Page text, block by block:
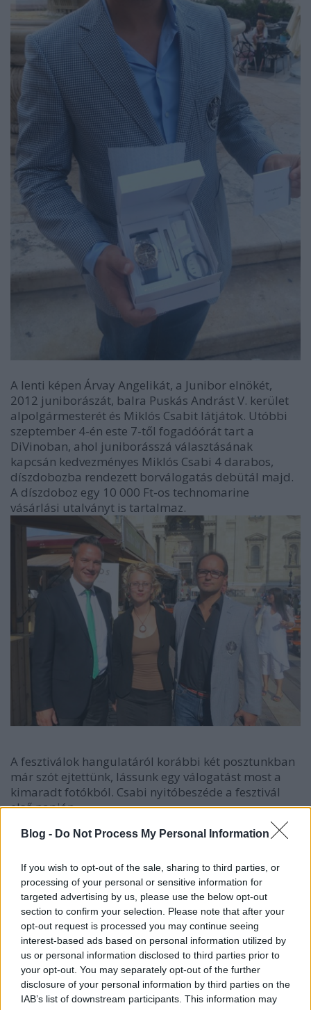
Blog - Do Not Process My Personal Information
If you wish to opt-out of the sale, sharing to third parties, or
processing of your personal or sensitive information for
targeted advertising by us, please use the below opt-out
section to confirm your selection. Please note that after your
opt-out request is processed you may continue seeing
interest-based ads based on personal information utilized by
us or personal information disclosed to third parties prior to
your opt-out. You may separately opt-out of the further
disclosure of your personal information by third parties on the
IAB’s list of downstream participants. This information may
A lenti képen Árvay Angelikát, a Junibor elnökét,
2012 juniborászát, balra Puskás Andrást V. kerület
alpolgármesterét és Miklós Csabit látjátok. Utóbbi
szeptember 4-én este 7-től fogadóórát tart a
DiVinoban, ahol juniborásszá választásának
kapcsán kedvezményes Miklós Csabi 4 darabos,
díszdobozba rendezett borválogatás debütál majd.
A díszdoboz egy 10 000 Ft-os technomarine
vásárlási utalványt is tartalmaz.
A fesztiválok hangulatáról korábbi két posztunkban
már szót ejtettünk, lássunk egy válogatást most a
kimaradt fotókból. Csabi nyitóbeszéde a fesztivál
első napján.